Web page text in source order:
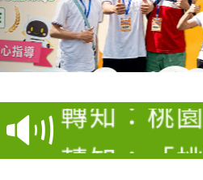
【甄選結
學年度第1
結果(第4
【甄選結
學年度第1
結果(第12
轉知：桃
賽及師生
轉知：「